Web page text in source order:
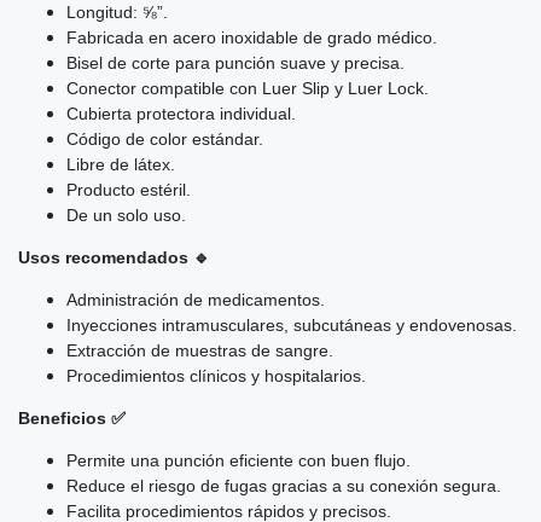
Longitud: ⅝”.
Fabricada en acero inoxidable de grado médico.
Bisel de corte para punción suave y precisa.
Conector compatible con Luer Slip y Luer Lock.
Cubierta protectora individual.
Código de color estándar.
Libre de látex.
Producto estéril.
De un solo uso.
Usos recomendados 🔹
Administración de medicamentos.
Inyecciones intramusculares, subcutáneas y endovenosas.
Extracción de muestras de sangre.
Procedimientos clínicos y hospitalarios.
Beneficios ✅
Permite una punción eficiente con buen flujo.
Reduce el riesgo de fugas gracias a su conexión segura.
Facilita procedimientos rápidos y precisos.